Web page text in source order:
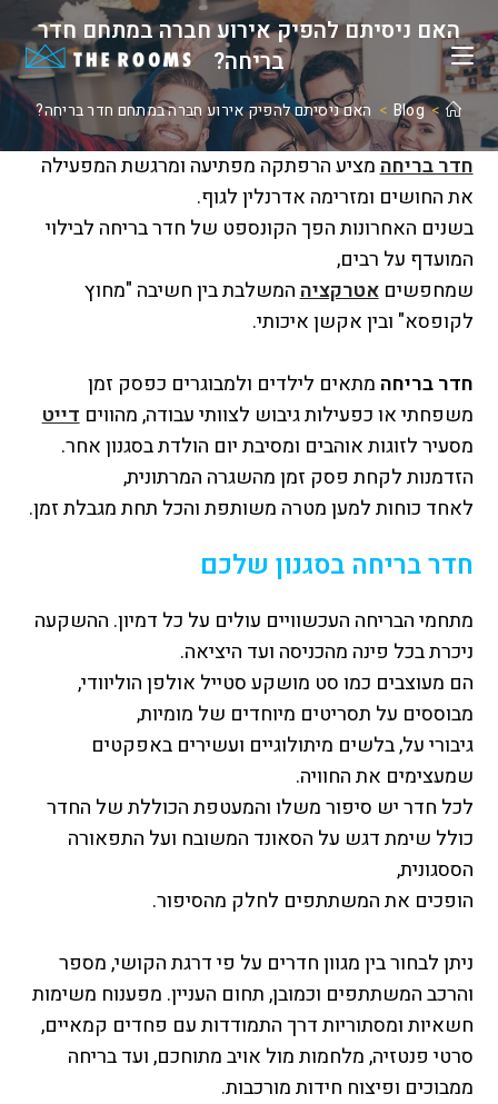
to
content
האם ניסיתם להפיק אירוע חברה במתחם חדר
בריחה?
>
Blog
> האם ניסיתם להפיק אירוע חברה במתחם חדר בריחה?
חדר בריחהמציע הרפתקה מפתיעה ומרגשת המפעילה
את החושים ומזרימה אדרנלין לגוף.
בשנים האחרונות הפך הקונספט של חדר בריחה לבילוי
המועדף על רבים,
שמחפשיםאטרקציההמשלבת בין חשיבה "מחוץ
לקופסא" ובין אקשן איכותי.
חדר בריחה מתאים לילדים ולמבוגרים כפסק זמן
משפחתי או כפעילות גיבוש לצוותי עבודה, מהוויםדייט
מסעיר לזוגות אוהבים ומסיבת יום הולדת בסגנון אחר.
הזדמנות לקחת פסק זמן מהשגרה המרתונית,
לאחד כוחות למען מטרה משותפת והכל תחת מגבלת זמן.
חדר בריחה בסגנון שלכם
מתחמי הבריחה העכשוויים עולים על כל דמיון. ההשקעה
ניכרת בכל פינה מהכניסה ועד היציאה.
הם מעוצבים כמו סט מושקע סטייל אולפן הוליוודי,
מבוססים על תסריטים מיוחדים של מומיות,
גיבורי על, בלשים מיתולוגיים ועשירים באפקטים
שמעצימים את החוויה.
לכל חדר יש סיפור משלו והמעטפת הכוללת של החדר
כולל שימת דגש על הסאונד המשובח ועל התפאורה
הססגונית,
הופכים את המשתתפים לחלק מהסיפור.
ניתן לבחור בין מגוון חדרים על פי דרגת הקושי, מספר
והרכב המשתתפים וכמובן, תחום העניין. מפענוח משימות
חשאיות ומסתוריות דרך התמודדות עם פחדים קמאיים,
סרטי פנטזיה, מלחמות מול אויב מתוחכם, ועד בריחה
ממבוכים ופיצוח חידות מורכבות.